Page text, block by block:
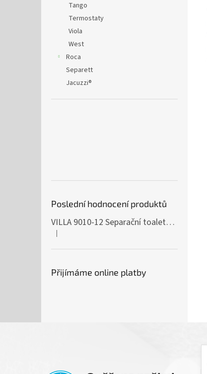
Tango
Termostaty
Viola
West
Roca
Separett
Jacuzzi®
Poslední hodnocení produktů
VILLA 9010-12 Separační toaleta, 230/12V
Hodnocení produktu je 5 z 5 hvězdiček.
|
Přijímáme online platby